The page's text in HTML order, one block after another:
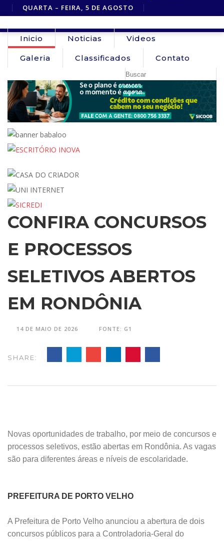
QUARTA – FEIRA, 5 DE AGOSTO
Inicio Noticias Videos
Galeria Classificados Contato
CONFIRA CONCURSOS
E PROCESSOS
SELETIVOS ABERTOS
EM RONDÔNIA
14 DE MAIO DE 2026 FONTE: G1
SHARE:
Novas oportunidades de trabalho, por meio de concursos e
processos seletivos, estão abertas em Rondônia. As vagas
são para diferentes áreas e níveis de escolaridade.
PREFEITURA DE PORTO VELHO
A Prefeitura de Porto Velho anunciou a abertura de dois
concursos públicos para a Controladoria-Geral do